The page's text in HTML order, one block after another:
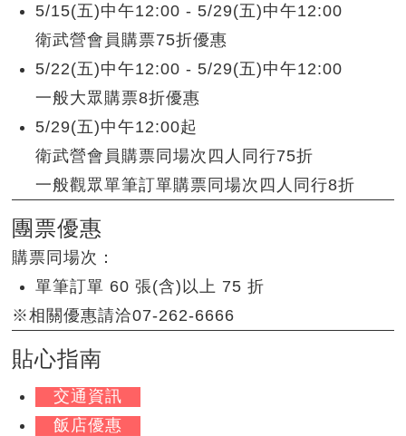
5/15(五)中午12:00 - 5/29(五)中午12:00
衛武營會員購票75折優惠
5/22(五)中午12:00 - 5/29(五)中午12:00
一般大眾購票8折優惠
5/29(五)中午12:00起
衛武營會員購票同場次四人同行75折
一般觀眾單筆訂單購票同場次四人同行8折
團票優惠
購票同場次：
單筆訂單 60 張(含)以上 75 折
※相關優惠請洽07-262-6666
貼心指南
交通資訊
飯店優惠